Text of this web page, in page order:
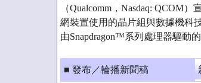
（Qualcomm，Nasdaq: QCOM
網裝置使用的晶片組與數據機科
由Snapdragon™系列處理器驅動
■ 發布／輪播新聞稿